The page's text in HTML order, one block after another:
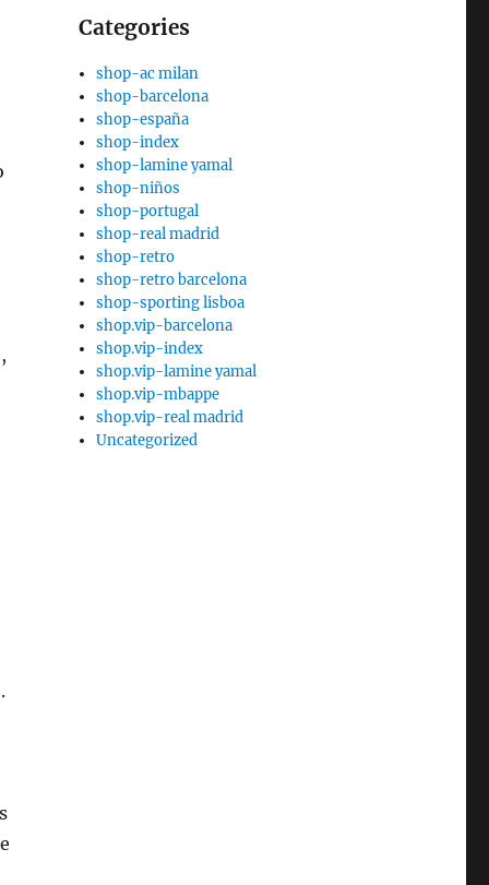
Categories
shop-ac milan
shop-barcelona
shop-españa
shop-index
shop-lamine yamal
shop-niños
shop-portugal
shop-real madrid
shop-retro
shop-retro barcelona
shop-sporting lisboa
shop.vip-barcelona
shop.vip-index
shop.vip-lamine yamal
shop.vip-mbappe
shop.vip-real madrid
Uncategorized